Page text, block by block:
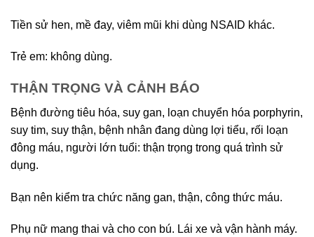
Tiền sử hen, mề đay, viêm mũi khi dùng NSAID khác.
Trẻ em: không dùng.
THẬN TRỌNG VÀ CẢNH BÁO
Bệnh đường tiêu hóa, suy gan, loạn chuyển hóa porphyrin,
suy tim, suy thận, bệnh nhân đang dùng lợi tiểu, rối loạn
đông máu, người lớn tuổi: thận trọng trong quá trình sử
dụng.
Bạn nên kiểm tra chức năng gan, thận, công thức máu.
Phụ nữ mang thai và cho con bú. Lái xe và vận hành máy.